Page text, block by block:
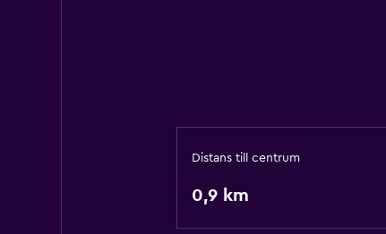
Distans till centrum
0,9 km